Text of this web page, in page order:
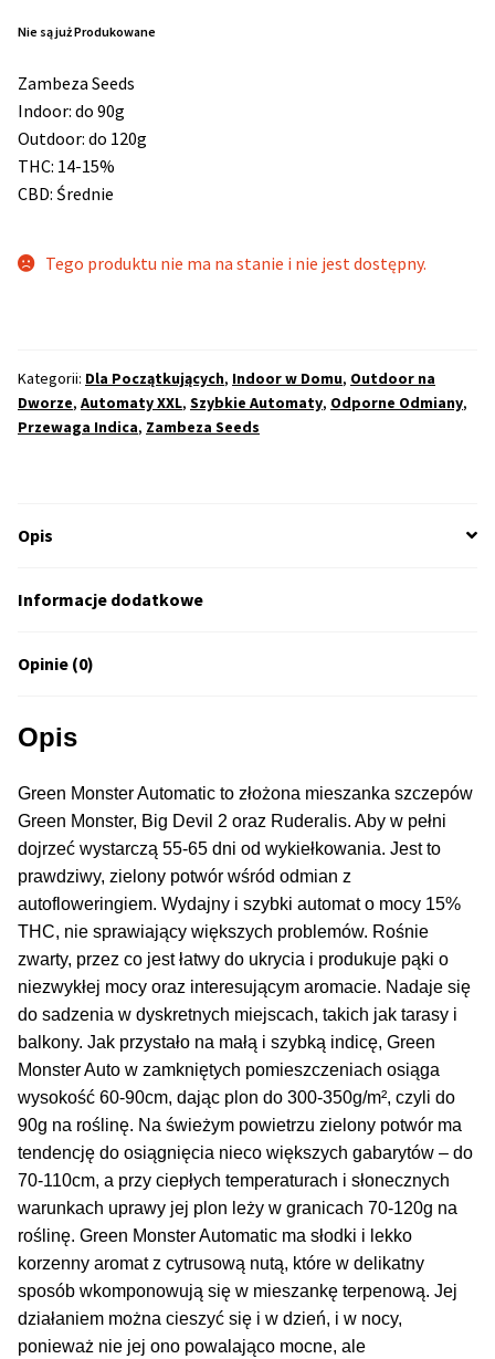
Odporne Odmiany
Medyczne Odmiany
100% Indica
TOP 10 Indoor
TOP 10 Outdoor
Producenci Nasion
menu
Fajki Wodne
Inne Akcesoria
Informacje
menu
Blog
Rozwiń
menu
GRATIS
PROMOCJA 500 Plus
Harmonogram Outdoor
Formy i Koszt Wysyłki
Nie są już Produkowane
Zambeza Seeds
Indoor: do 90g
Outdoor: do 120g
THC: 14-15%
CBD: Średnie
Tego produktu nie ma na stanie i nie jest dostępny.
Kategorii: Dla Początkujących, Indoor w Domu, Outdoor na
Dworze, Automaty XXL, Szybkie Automaty, Odporne Odmiany,
Przewaga Indica, Zambeza Seeds
Opis
Informacje dodatkowe
Opinie (0)
Opis
Green Monster Automatic to złożona mieszanka szczepów
Green Monster, Big Devil 2 oraz Ruderalis. Aby w pełni
dojrzeć wystarczą 55-65 dni od wykiełkowania. Jest to
prawdziwy, zielony potwór wśród odmian z
autofloweringiem. Wydajny i szybki automat o mocy 15%
THC, nie sprawiający większych problemów. Rośnie
zwarty, przez co jest łatwy do ukrycia i produkuje pąki o
niezwykłej mocy oraz interesującym aromacie. Nadaje się
do sadzenia w dyskretnych miejscach, takich jak tarasy i
balkony. Jak przystało na małą i szybką indicę, Green
Monster Auto w zamkniętych pomieszczeniach osiąga
wysokość 60-90cm, dając plon do 300-350g/m², czyli do
90g na roślinę. Na świeżym powietrzu zielony potwór ma
tendencję do osiągnięcia nieco większych gabarytów – do
70-110cm, a przy ciepłych temperaturach i słonecznych
warunkach uprawy jej plon leży w granicach 70-120g na
roślinę. Green Monster Automatic ma słodki i lekko
korzenny aromat z cytrusową nutą, które w delikatny
sposób wkomponowują się w mieszankę terpenową. Jej
działaniem można cieszyć się i w dzień, i w nocy,
ponieważ nie jej ono powalająco mocne, ale